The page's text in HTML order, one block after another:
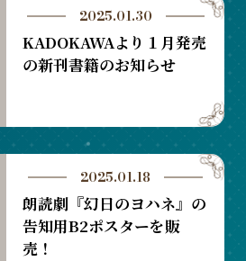
2025.01.30
KADOKAWAより１月発売
の新刊書籍のお知らせ
2025.01.18
朗読劇『幻日のヨハネ』の
告知用B2ポスターを販
売！